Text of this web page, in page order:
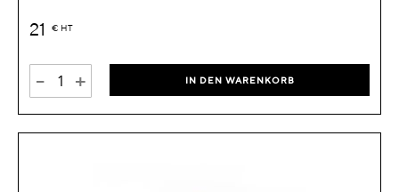
21 € HT
- + IN DEN WARENKORB